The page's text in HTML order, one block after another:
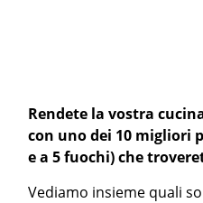
Rendete la vostra
con uno dei 10 migliori
e a 5 fuochi) che
Vediamo insieme quali